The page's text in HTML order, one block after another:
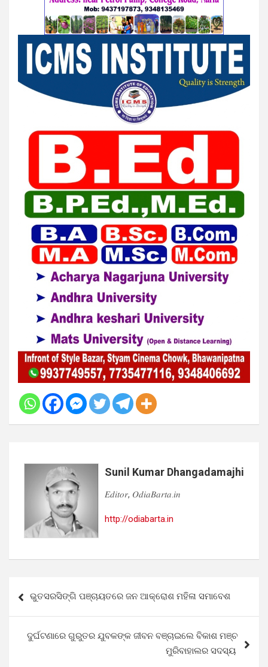
Sunil Kumar Dhangadamajhi
𝐸𝑑𝑖𝑡𝑜𝑟, 𝑂𝑑𝑖𝑎𝐵𝑎𝑟𝑡𝑎.𝑖𝑛
http://odiabarta.in
navigation
ଭୁତସରସିଙ୍ଗି ପଞ୍ଚାୟତରେ ଜନ ଆକ୍ରୋଶ ମହିଳା ସମାବେଶ
ଦୁର୍ଘଟଣାରେ ଗୁରୁତର ଯୁବକଙ୍କ ଜୀବନ ବଞ୍ଚାଇଲେ ବିକାଶ ମଞ୍ଚ
ମୁରିବାହାଲର ସଦସ୍ୟ